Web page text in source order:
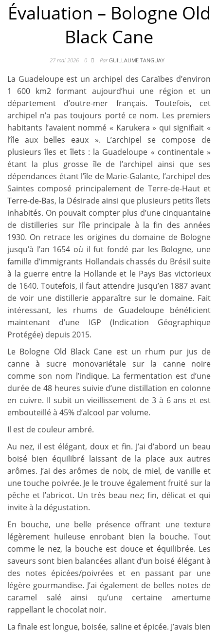
Évaluation – Bologne Old
Black Cane
27 mai 2026 0 ParGUILLAUME TANGUAY
La Guadeloupe est un archipel des Caraïbes d’environ
1 600 km2 formant aujourd’hui une région et un
département d’outre-mer français. Toutefois, cet
archipel n’a pas toujours porté ce nom. Les premiers
habitants l’avaient nommé « Karukera » qui signifiait «
l’île aux belles eaux ». L’archipel se compose de
plusieurs îles et îlets : la Guadeloupe « continentale »
étant la plus grosse île de l’archipel ainsi que ses
dépendances étant l’île de Marie-Galante, l’archipel des
Saintes composé principalement de Terre-de-Haut et
Terre-de-Bas, la Désirade ainsi que plusieurs petits îlets
inhabités. On pouvait compter plus d’une cinquantaine
de distilleries sur l’île principale à la fin des années
1930. On retrace les origines du domaine de Bologne
jusqu’à l’an 1654 où il fut fondé par les Bologne, une
famille d’immigrants Hollandais chassés du Brésil suite
à la guerre entre la Hollande et le Pays Bas victorieux
de 1640. Toutefois, il faut attendre jusqu’en 1887 avant
de voir une distillerie apparaître sur le domaine. Fait
intéressant, les rhums de Guadeloupe bénéficient
maintenant d’une IGP (Indication Géographique
Protégée) depuis 2015.
Le Bologne Old Black Cane est un rhum pur jus de
canne à sucre monovariétale sur la canne noire
comme son nom l’indique. La fermentation est d’une
durée de 48 heures suivie d’une distillation en colonne
en cuivre. Il subit un vieillissement de 3 à 6 ans et est
embouteillé à 45% d’alcool par volume.
Il est de couleur ambré.
Au nez, il est élégant, doux et fin. J’ai d’abord un beau
boisé bien équilibré laissant de la place aux autres
arômes. J’ai des arômes de noix, de miel, de vanille et
une touche poivrée. Je le trouve également fruité sur la
pêche et l’abricot. Un très beau nez; fin, délicat et qui
invite à la dégustation.
En bouche, une belle présence offrant une texture
légèrement huileuse enrobant bien la bouche. Tout
comme le nez, la bouche est douce et équilibrée. Les
saveurs sont bien balancées allant d’un boisé élégant à
des notes épicées/poivrées et en passant par une
légère gourmandise. J’ai également de belles notes de
caramel salé ainsi qu’une certaine amertume
rappellant le chocolat noir.
La finale est longue, boisée, saline et épicée. J’avais bien